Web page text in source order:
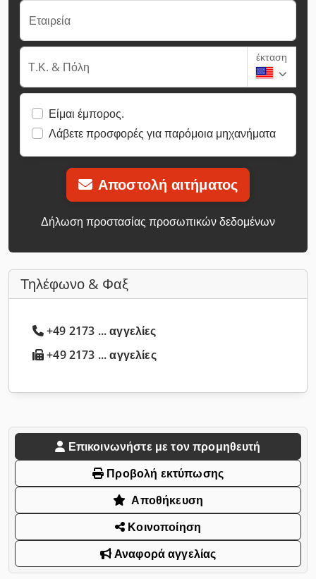
Εταιρεία
Τ.Κ. & Πόλη
έκταση
Είμαι έμπορος.
Λάβετε προσφορές για παρόμοια μηχανήματα
Αποστολή αιτήματος
Δήλωση προστασίας προσωπικών δεδομένων
Τηλέφωνο & Φαξ
+49 2173 ... αγγελίες
+49 2173 ... αγγελίες
Επικοινωνήστε με τον προμηθευτή
Προβολή εκτύπωσης
Αποθήκευση
Κοινοποίηση
Αναφορά αγγελίας